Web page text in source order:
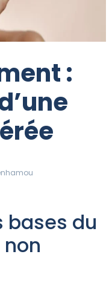
:
bases du